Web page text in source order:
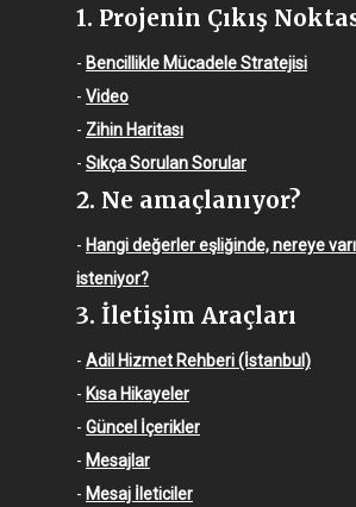
1. Projenin Çıkış
- Bencillikle Mücadele Stratejisi
- Video
- Zihin Haritası
- Sıkça Sorulan Sorular
2. Ne amaçlanıyor?
- Hangi değerler eşliğinde, nereye
isteniyor?
3. İletişim Araçları
- Adil Hizmet Rehberi (İstanbul)
- Kısa Hikayeler
- Güncel İçerikler
- Mesajlar
- Mesaj İleticiler